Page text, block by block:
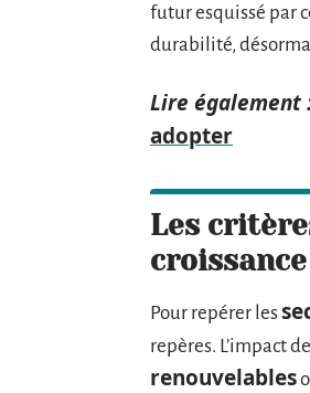
futur esquissé par
durabilité,
Lire également
adopter
Les
croissance
Pour repérer les
repères. L’impact
renouvelables